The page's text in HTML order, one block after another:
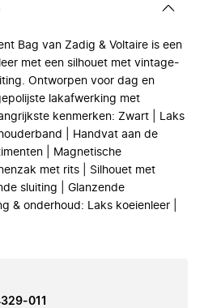
Bag van Zadig & Voltaire is een
met een silhouet met vintage-
Ontworpen voor dag en
lakafwerking met
kenmerken: Zwart | Laks
| Handvat aan de
| Magnetische
met rits | Silhouet met
sluiting | Glanzende
& onderhoud: Laks koeienleer |
011